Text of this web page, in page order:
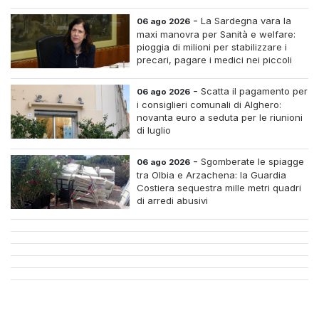
06 ago 2026 -La Sardegna vara la
maxi manovra per Sanità e welfare:
pioggia di milioni per stabilizzare i
precari, pagare i medici nei piccoli
06 ago 2026 -Scatta il pagamento per
i consiglieri comunali di Alghero:
novanta euro a seduta per le riunioni
di luglio
06 ago 2026 -Sgomberate le spiagge
tra Olbia e Arzachena: la Guardia
Costiera sequestra mille metri quadri
di arredi abusivi